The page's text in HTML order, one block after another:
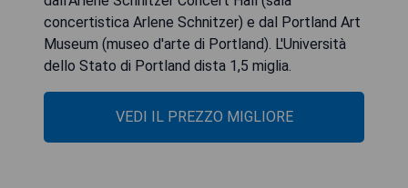
concertistica Arlene Schnitzer) e dal Portland Art
Museum (museo d'arte di Portland). L'Università
dello Stato di Portland dista 1,5 miglia.
VEDI IL PREZZO MIGLIORE